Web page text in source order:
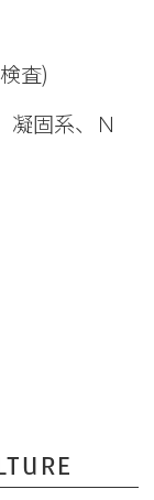
査)
凝固系、Ｎ